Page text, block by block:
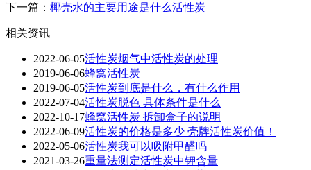
下一篇： 椰壳水的主要用途是什么活性炭
相关资讯
2022-06-05活性炭烟气中活性炭的处理
2019-06-06蜂窝活性炭
2019-06-05活性炭到底是什么，有什么作用
2022-07-04活性炭脱色 具体条件是什么
2022-10-17蜂窝活性炭 拆卸盒子的说明
2022-06-09活性炭的价格是多少 壳牌活性炭价值！
2022-05-06活性炭我可以吸附甲醛吗
2021-03-26重量法测定活性炭中钾含量